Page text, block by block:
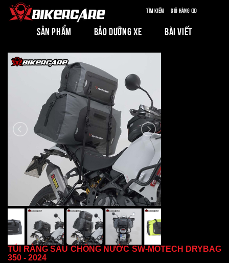
Tìm kiếm Giỏ hàng (0)
SẢN PHẨM BẢO DƯỠNG XE BÀI VIẾT
TÚI RÀNG SAU CHỐNG NƯỚC SW-MOTECH DRYBAG
350 - 2024